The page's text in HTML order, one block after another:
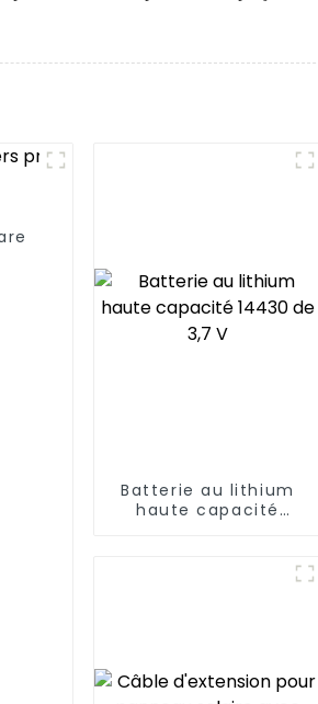
Batterie au lithium
haute capacité